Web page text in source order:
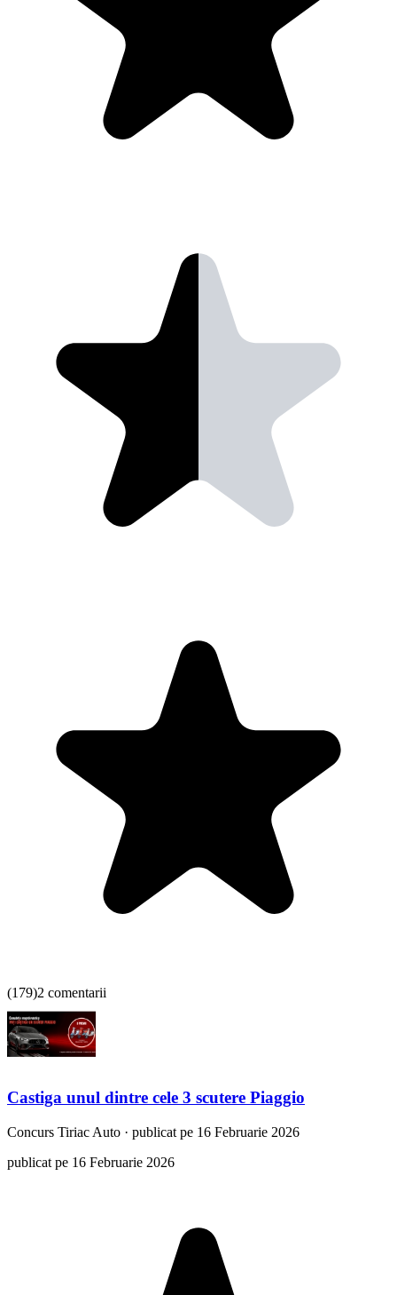
(179)2 comentarii
Castiga unul dintre cele 3 scutere Piaggio
Concurs Tiriac Auto · publicat pe 16 Februarie 2026
publicat pe 16 Februarie 2026